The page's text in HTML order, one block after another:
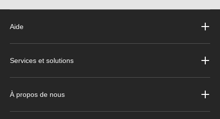
Aide
Services et solutions
À propos de nous